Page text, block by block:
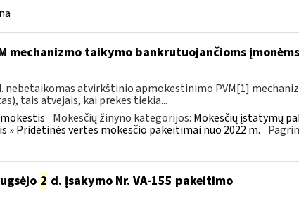
mechanizmo taikymo bankrutuojančioms įmonėms
nebetaikomas atvirkštinio apmokestinimo PVM[1]
tais atvejais, kai prekes tiekia...
Mokesčių žinyno kategorijos: Mokesčių įstatymų
» Pridėtinės vertės mokesčio pakeitimai nuo 2022 m.
2 d. įsakymo Nr. VA-155 pakeitimo